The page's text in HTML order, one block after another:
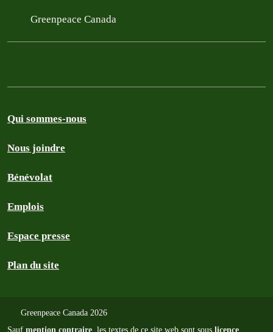
Greenpeace Canada
Qui sommes-nous
Nous joindre
Bénévolat
Emplois
Espace presse
Plan du site
Greenpeace Canada 2026
Sauf mention contraire , les textes de ce site web sont sous licence